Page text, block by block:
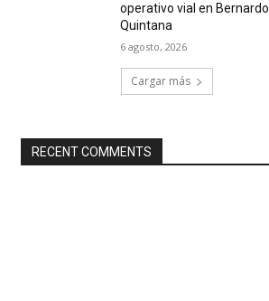
operativo vial en Bernardo
Quintana
6 agosto, 2026
Cargar más
RECENT COMMENTS